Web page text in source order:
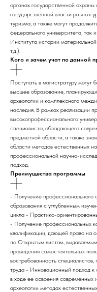
органах государственной охраны
государственной власти разных
туризма, а также могут
федерального университета, так
Института истории
т.д.).
Кого и зачем учат по данной
Поступать в магистратуру
высшее образование,
археологии и комплексного
наследия. В рамках реализации
высокопрофессионального
специалиста, обладающего
предметной области, а также
области методов естественных
профессиональной научно-
подход.
Преимущества программы
- Получение профессионального
образования с углубленным
цикла - Практико-
- Получение профессиональных
квалификации, дающей право на
по Открытым листам,
проведения самостоятельных
востребованность
труда - Инновационный подход к
в ходе ее освоения
археологии методах